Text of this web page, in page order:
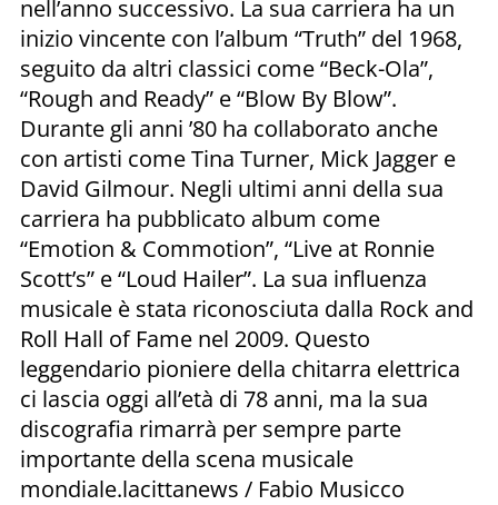
nell’anno successivo. La sua carriera ha un
inizio vincente con l’album “Truth” del 1968,
seguito da altri classici come “Beck-Ola”,
“Rough and Ready” e “Blow By Blow”.
Durante gli anni ’80 ha collaborato anche
con artisti come Tina Turner, Mick Jagger e
David Gilmour. Negli ultimi anni della sua
carriera ha pubblicato album come
“Emotion & Commotion”, “Live at Ronnie
Scott’s” e “Loud Hailer”. La sua influenza
musicale è stata riconosciuta dalla Rock and
Roll Hall of Fame nel 2009. Questo
leggendario pioniere della chitarra elettrica
ci lascia oggi all’età di 78 anni, ma la sua
discografia rimarrà per sempre parte
importante della scena musicale
mondiale.lacittanews / Fabio Musicco